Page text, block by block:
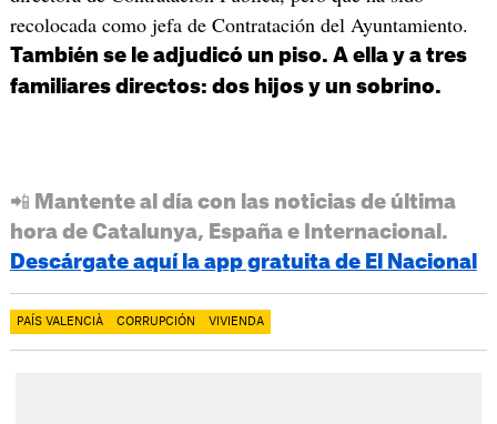
recolocada como jefa de Contratación del Ayuntamiento.
También se le adjudicó un piso. A ella y a tres
familiares directos: dos hijos y un sobrino.
📲 Mantente al día con las noticias de última
hora de Catalunya, España e Internacional.
Descárgate aquí la app gratuita de El Nacional
PAÍS VALENCIÀ CORRUPCIÓN VIVIENDA